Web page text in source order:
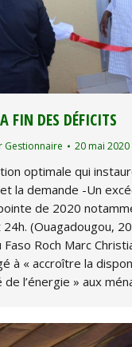
FIN DES DÉFICITS
Gestionnaire 20 mai 2020
optimale qui
la demande -Un
de 2020
(Ouagadougou,
Roch Marc
à « accroître la
de l’énergie » aux